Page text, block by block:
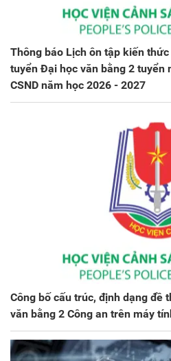
Thông báo Lịch ôn tập kiến
tuyển Đại học văn bằng 2 tuyển
CSND năm học 2026 - 2027
Công bố cấu trúc, định dạng đề
văn bằng 2 Công an trên máy